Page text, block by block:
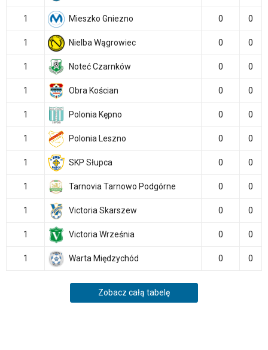
1 Mieszko Gniezno 0 0
1 Nielba Wągrowiec 0 0
1 Noteć Czarnków 0 0
1 Obra Kościan 0 0
1 Polonia Kępno 0 0
1 Polonia Leszno 0 0
1 SKP Słupca 0 0
1 Tarnovia Tarnowo Podgórne 0 0
1 Victoria Skarszew 0 0
1 Victoria Września 0 0
1 Warta Międzychód 0 0
Zobacz całą tabelę